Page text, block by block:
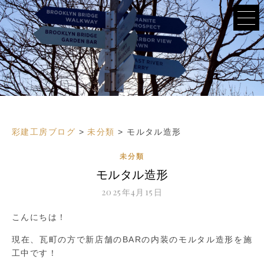
彩建工房ブログ >未分類 > モルタル造形
未分類
モルタル造形
2025年4月15日
こんにちは！
現在、瓦町の方で新店舗のBARの内装のモルタル造形を施
工中です！